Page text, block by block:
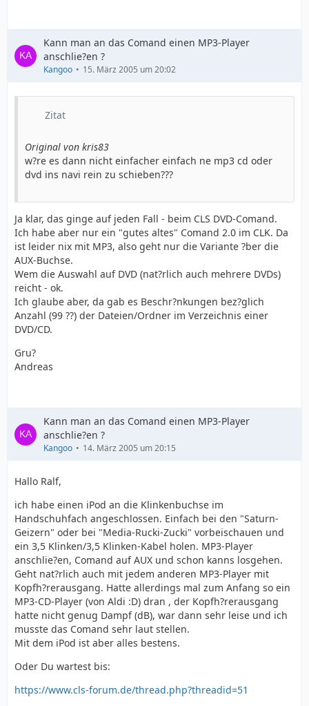
Kann man an das Comand einen MP3-Player
anschlie?en ?
Kangoo 15. März 2005 um 20:02
Zitat
Original von kris83
w?re es dann nicht einfacher einfach ne mp3 cd oder
dvd ins navi rein zu schieben???
Ja klar, das ginge auf jeden Fall - beim CLS DVD-Comand.
Ich habe aber nur ein "gutes altes" Comand 2.0 im CLK. Da
ist leider nix mit MP3, also geht nur die Variante ?ber die
AUX-Buchse.
Wem die Auswahl auf DVD (nat?rlich auch mehrere DVDs)
reicht - ok.
Ich glaube aber, da gab es Beschr?nkungen bez?glich
Anzahl (99 ??) der Dateien/Ordner im Verzeichnis einer
DVD/CD.
Gru?
Andreas
Kann man an das Comand einen MP3-Player
anschlie?en ?
Kangoo 14. März 2005 um 20:15
Hallo Ralf,
ich habe einen iPod an die Klinkenbuchse im
Handschuhfach angeschlossen. Einfach bei den "Saturn-
Geizern" oder bei "Media-Rucki-Zucki" vorbeischauen und
ein 3,5 Klinken/3,5 Klinken-Kabel holen. MP3-Player
anschlie?en, Comand auf AUX und schon kanns losgehen.
Geht nat?rlich auch mit jedem anderen MP3-Player mit
Kopfh?rerausgang. Hatte allerdings mal zum Anfang so ein
MP3-CD-Player (von Aldi :D) dran , der Kopfh?rerausgang
hatte nicht genug Dampf (dB), war dann sehr leise und ich
musste das Comand sehr laut stellen.
Mit dem iPod ist aber alles bestens.
Oder Du wartest bis:
https://www.cls-forum.de/thread.php?threadid=51